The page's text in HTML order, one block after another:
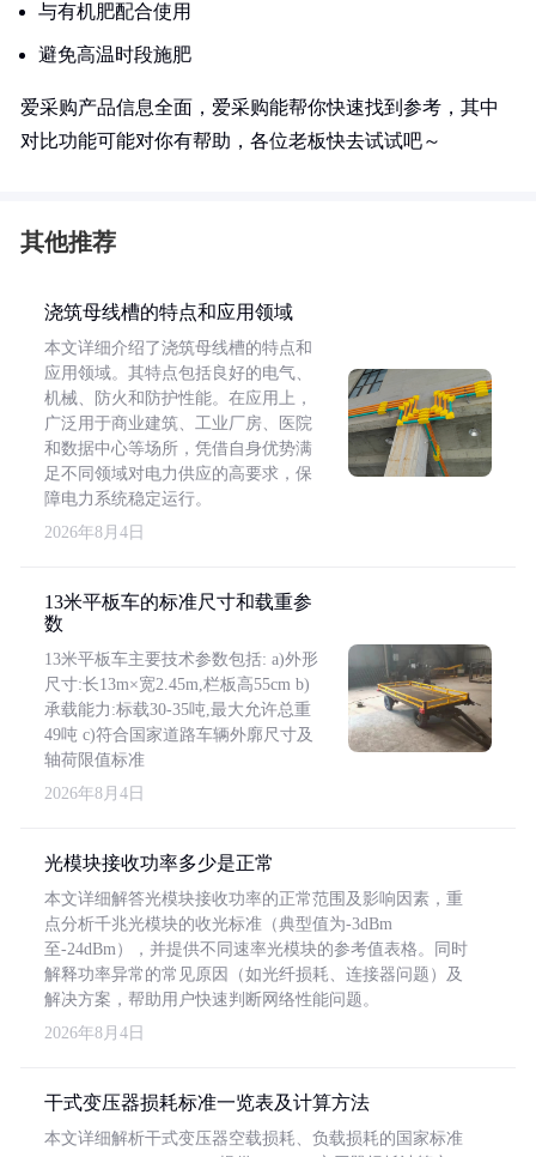
与有机肥配合使用
避免高温时段施肥
爱采购产品信息全面，爱采购能帮你快速找到参考，其中
对比功能可能对你有帮助，各位老板快去试试吧～
其他推荐
浇筑母线槽的特点和应用领域
本文详细介绍了浇筑母线槽的特点和
应用领域。其特点包括良好的电气、
机械、防火和防护性能。在应用上，
广泛用于商业建筑、工业厂房、医院
和数据中心等场所，凭借自身优势满
足不同领域对电力供应的高要求，保
障电力系统稳定运行。
2026年8月4日
13米平板车的标准尺寸和载重参
数
13米平板车主要技术参数包括: a)外形
尺寸:长13m×宽2.45m,栏板高55cm b)
承载能力:标载30-35吨,最大允许总重
49吨 c)符合国家道路车辆外廓尺寸及
轴荷限值标准
2026年8月4日
光模块接收功率多少是正常
本文详细解答光模块接收功率的正常范围及影响因素，重
点分析千兆光模块的收光标准（典型值为-3dBm
至-24dBm），并提供不同速率光模块的参考值表格。同时
解释功率异常的常见原因（如光纤损耗、连接器问题）及
解决方案，帮助用户快速判断网络性能问题。
2026年8月4日
干式变压器损耗标准一览表及计算方法
本文详细解析干式变压器空载损耗、负载损耗的国家标准